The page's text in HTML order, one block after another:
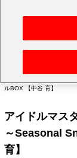
ASOBI STORE TOP
ゲーム
CD / Blu-ray
アイドルマスタ
アイドルマスター
イベントグッズ
トイ・ホビー
ルBOX 【中谷 育】
アイドルマス
～Seasonal
育】